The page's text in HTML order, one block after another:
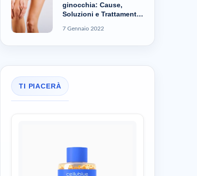
ginocchia: Cause,
Soluzioni e Trattamenti
7 Gennaio 2022
TI PIACERÀ